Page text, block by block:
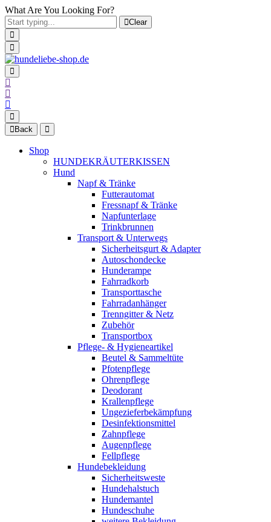
What Are You Looking For?
Clear
Back
Shop
HUNDEKRÄUTERKISSEN
Hund
Napf & Tränke
Futterautomat
Fressnapf & Tränke
Napfunterlage
Trinkbrunnen
Transport & Unterwegs
Sicherheitsgurt & Adapter
Autoschondecke
Hunderampe
Fahrradkorb
Transporttasche
Fahrradanhänger
Trenngitter & Netz
Zubehör
Transportbox
Pflege- & Hygieneartikel
Beutel & Sammeltüte
Pfotenpflege
Ohrenpflege
Deodorant
Krallenpflege
Ungezieferbekämpfung
Desinfektionsmittel
Zahnpflege
Augenpflege
Fellpflege
Hundebekleidung
Sicherheitsweste
Hundehalstuch
Hundemantel
Hundeschuhe